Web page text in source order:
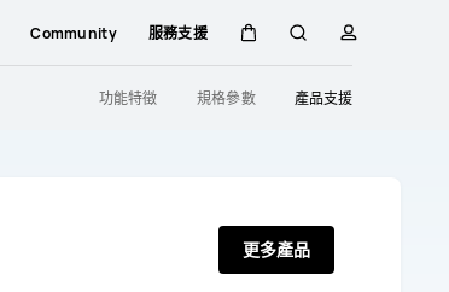
Community 服務支援
購 蒐 簡
功能特徵 規格參數 產品支援
更多產品